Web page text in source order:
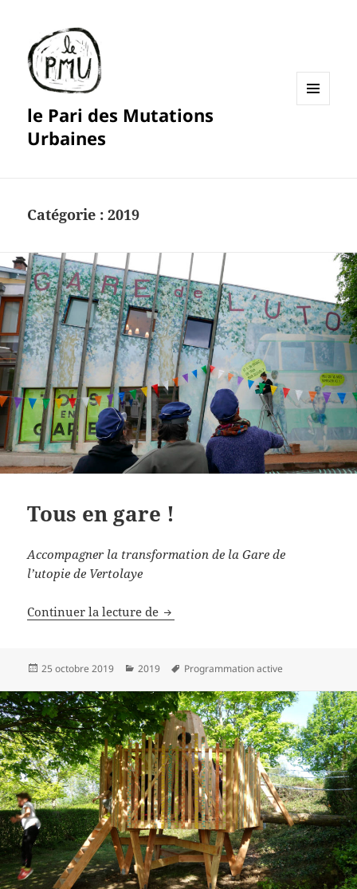
le Pari des Mutations
Urbaines
Catégorie :2019
Tous en gare !
Accompagner la transformation de la Gare de
l’utopie de Vertolaye
Continuer la lecture de Tous en gare !
Publié
25 octobre 2019 Catégories
2019
Mots-
Programmation active